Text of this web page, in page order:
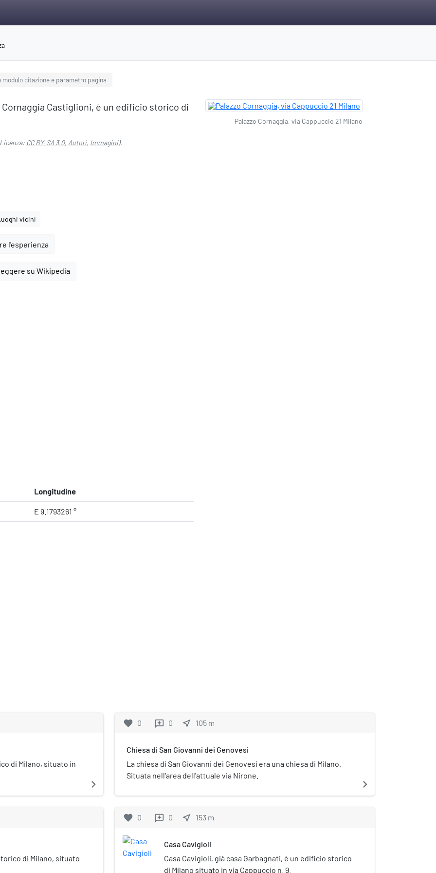
modulo citazione e parametro pagina
Castiglioni, è un edificio storico di
CC BY-SA 3.0, Autori, Immagini).
vicini
l'esperienza
su Wikipedia
Longitudine
E 9.1793261 °
Palazzo Cornaggia, via Cappuccio 21 Milano
di Milano, situato in
navigate_next
di Milano, situato
favorite 0 reviews 0 near_me 105 m
Chiesa di San Giovanni dei Genovesi
La chiesa di San Giovanni dei Genovesi era una chiesa di Milano.
Situata nell'area dell'attuale via Nirone.
navigate_next
favorite 0 reviews 0 near_me 153 m
Casa Cavigioli
Casa Cavigioli, già casa Garbagnati, è un edificio storico
di Milano situato in via Cappuccio n. 9.